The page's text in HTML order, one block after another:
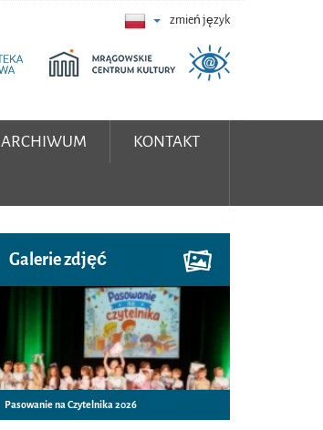
zmień język
ARCHIWUM KONTAKT
Galerie zdjęć
Pasowanie na Czytelnika 2026